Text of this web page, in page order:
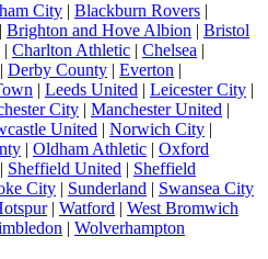
City | Blackburn Rovers |
| Brighton and Hove Albion | Bristol
| Charlton Athletic | Chelsea |
| Derby County | Everton |
| Leeds United | Leicester City |
City | Manchester United |
United | Norwich City |
| Oldham Athletic | Oxford
| Sheffield United | Sheffield
City | Sunderland | Swansea City
| Watford | West Bromwich
| Wolverhampton